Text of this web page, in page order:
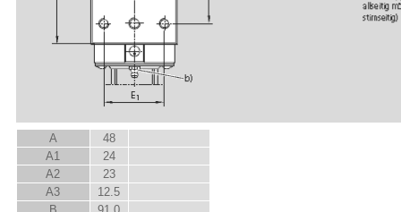
A
48
A1
24
A2
23
A3
12.5